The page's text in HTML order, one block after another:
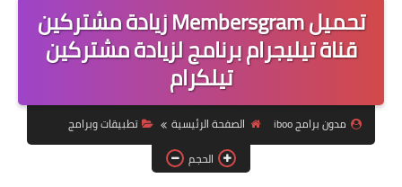
ارقام وهمية امريكية
العاب
تطبيقات بث مباشر وقنوات
تطبيقات وبرامج
شروحات منوعة
تحميل Membersgram زيادة مشتركين
قناة تيليجرام برنامج لزيادة مشتركين
تيلكرام
مدون برامج iboo الصفحة الرئيسية
تطبيقات وبرامج
الحجم